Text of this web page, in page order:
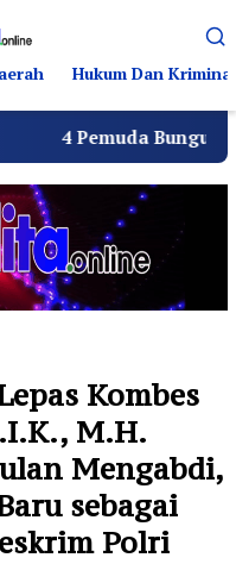
Hukum Dan Kriminal
Bungur Raya
Kombes
M.H.
Mengabdi,
sebagai
Polri